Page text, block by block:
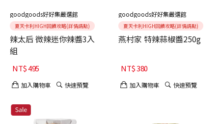
goodgoods好好集嚴選館
夏天卡利HIGH回饋攻略(詳情請點)
辣太后 微辣迷你辣醬3入
組
NT$495
加入購物車 快速預覽
goodgoods好好集嚴選館
夏天卡利HIGH回饋攻略(詳情請點)
燕村家 特辣蒜椒醬250g
NT$380
加入購物車 快速預覽